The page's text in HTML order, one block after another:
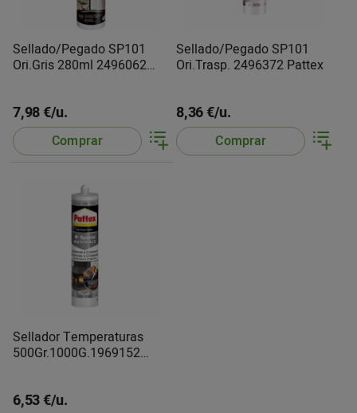
Sellado/Pegado SP101
Ori.Gris 280ml 2496062
7,98 €/u.
Comprar
Sellado/Pegado SP101
Ori.Trasp. 2496372 Pattex
8,36 €/u.
Comprar
Sellador Temperaturas
500Gr.1000G.1969152
6,53 €/u.